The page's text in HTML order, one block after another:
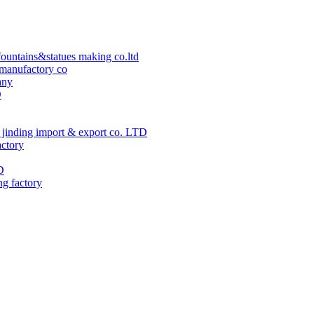
making co.ltd
co
jinding import & export co. LTD
factory